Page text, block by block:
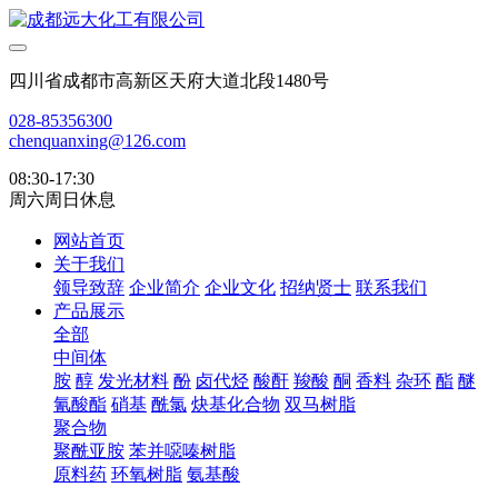
四川省成都市高新区天府大道北段1480号
028-85356300
chenquanxing@126.com
08:30-17:30
周六周日休息
网站首页
关于我们
领导致辞 企业简介 企业文化 招纳贤士 联系我们
产品展示
全部
中间体
胺 醇 发光材料 酚 卤代烃 酸酐 羧酸 酮 香料 杂环 酯 醚
氰酸酯 硝基 酰氯 炔基化合物 双马树脂
聚合物
聚酰亚胺 苯并噁嗪树脂
原料药 环氧树脂 氨基酸